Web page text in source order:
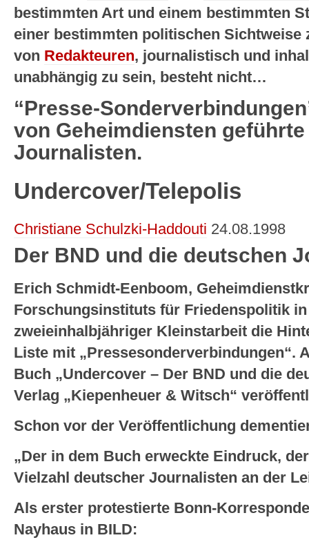
bestimmten Art und einem bestimmten
einer bestimmten politischen Sichtweise
von Redakteuren, journalistisch und
unabhängig zu sein, besteht nicht…
“Presse-
von Geheimdiensten
Journalisten.
Undercover/Telepolis
Christiane Schulzki-Haddouti 24.08.1998
Der BND und die deutschen
Erich Schmidt-Eenboom,
Forschungsinstituts für Friedenspolitik
zweieinhalbjähriger Kleinstarbeit die
Liste mit „Pressesonderverbindungen“.
Buch „Undercover – Der BND und die
Verlag „Kiepenheuer & Witsch“
Schon vor der Veröffentlichung
„Der in dem Buch erweckte Eindruck,
Vielzahl deutscher Journalisten an der
Als erster protestierte Bonn-
Nayhaus in BILD: